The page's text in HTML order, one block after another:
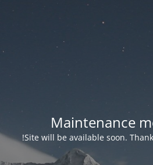
Maintenance
Site will be available soon.